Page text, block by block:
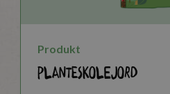
Produkt
Planteskolejord